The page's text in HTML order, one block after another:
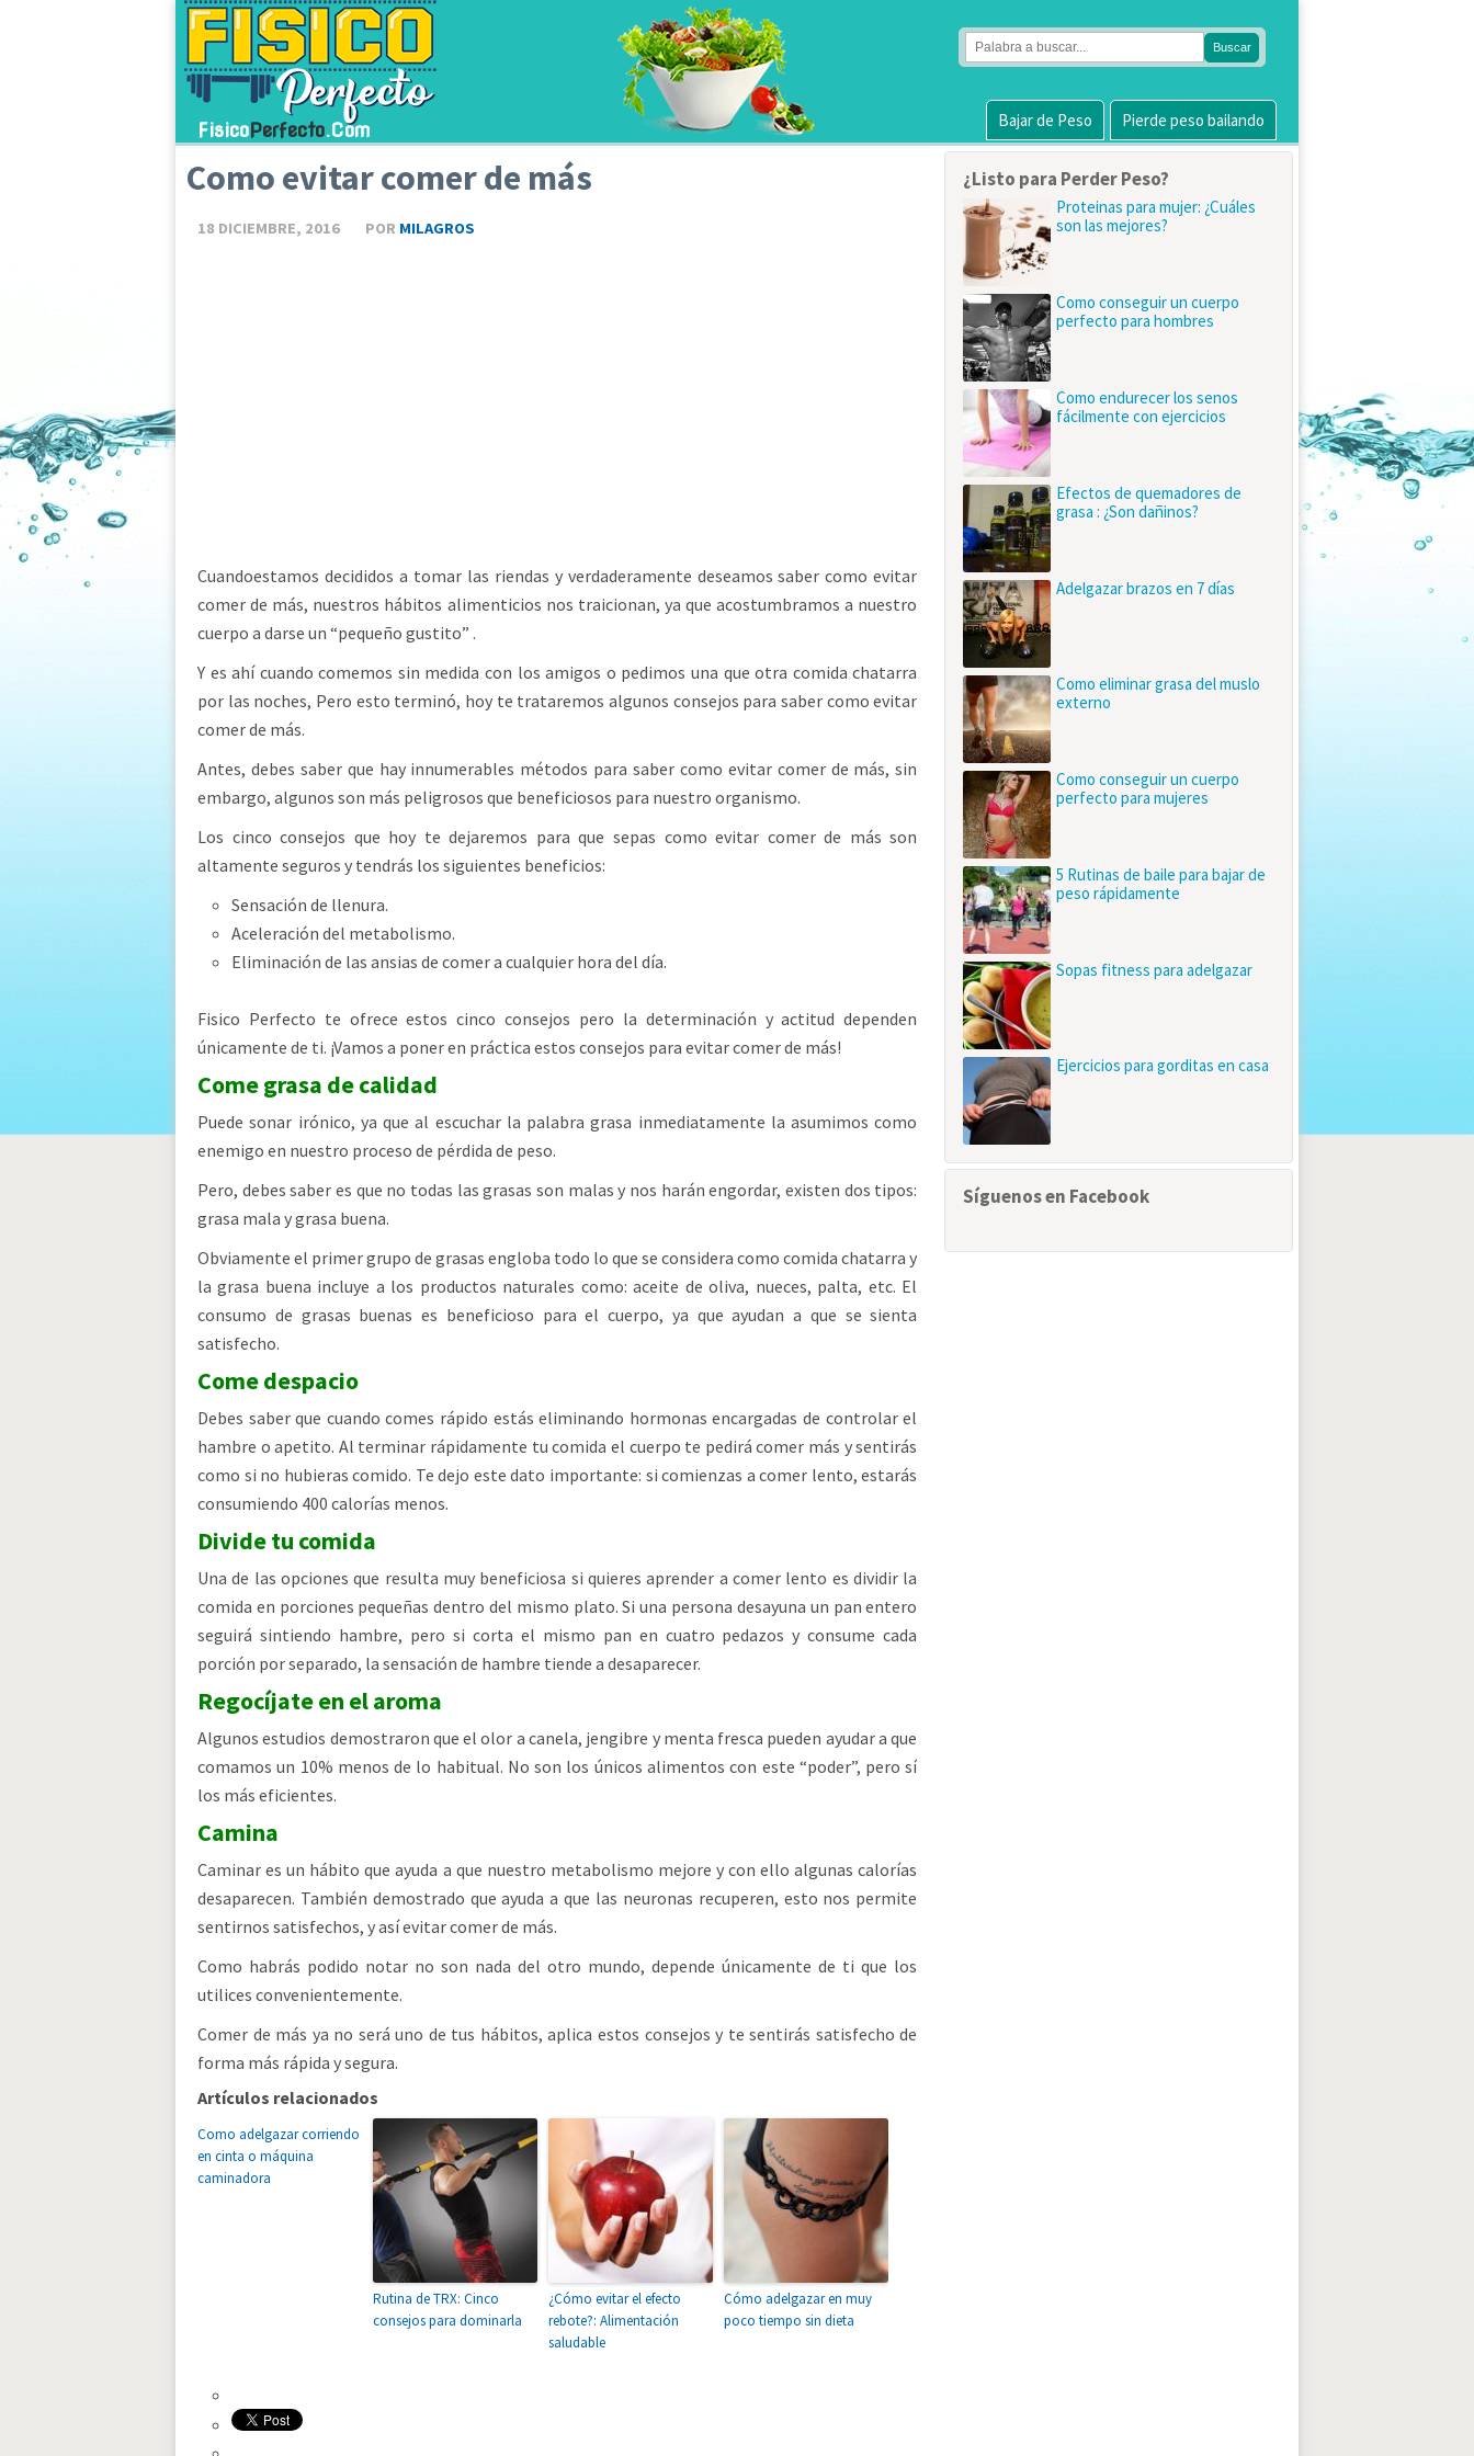
FisicoPerfecto.Com Bajar de Peso Pierde peso bailando
Como evitar comer de más
18 DICIEMBRE, 2016 POR MILAGROS
Cuandoestamos decididos a tomar las riendas y verdaderamente deseamos saber como evitar
comer de más, nuestros hábitos alimenticios nos traicionan, ya que acostumbramos a nuestro
cuerpo a darse un “pequeño gustito” .
Y es ahí cuando comemos sin medida con los amigos o pedimos una que otra comida chatarra
por las noches, Pero esto terminó, hoy te trataremos algunos consejos para saber como evitar
comer de más.
Antes, debes saber que hay innumerables métodos para saber como evitar comer de más, sin
embargo, algunos son más peligrosos que beneficiosos para nuestro organismo.
Los cinco consejos que hoy te dejaremos para que sepas como evitar comer de más son
altamente seguros y tendrás los siguientes beneficios:
Sensación de llenura.
Aceleración del metabolismo.
Eliminación de las ansias de comer a cualquier hora del día.
Fisico Perfecto te ofrece estos cinco consejos pero la determinación y actitud dependen
únicamente de ti. ¡Vamos a poner en práctica estos consejos para evitar comer de más!
Come grasa de calidad
Puede sonar irónico, ya que al escuchar la palabra grasa inmediatamente la asumimos como
enemigo en nuestro proceso de pérdida de peso.
Pero, debes saber es que no todas las grasas son malas y nos harán engordar, existen dos tipos:
grasa mala y grasa buena.
Obviamente el primer grupo de grasas engloba todo lo que se considera como comida chatarra y
la grasa buena incluye a los productos naturales como: aceite de oliva, nueces, palta, etc. El
consumo de grasas buenas es beneficioso para el cuerpo, ya que ayudan a que se sienta
satisfecho.
Come despacio
Debes saber que cuando comes rápido estás eliminando hormonas encargadas de controlar el
hambre o apetito. Al terminar rápidamente tu comida el cuerpo te pedirá comer más y sentirás
como si no hubieras comido. Te dejo este dato importante: si comienzas a comer lento, estarás
consumiendo 400 calorías menos.
Divide tu comida
Una de las opciones que resulta muy beneficiosa si quieres aprender a comer lento es dividir la
comida en porciones pequeñas dentro del mismo plato. Si una persona desayuna un pan entero
seguirá sintiendo hambre, pero si corta el mismo pan en cuatro pedazos y consume cada
porción por separado, la sensación de hambre tiende a desaparecer.
Regocíjate en el aroma
Algunos estudios demostraron que el olor a canela, jengibre y menta fresca pueden ayudar a que
comamos un 10% menos de lo habitual. No son los únicos alimentos con este “poder”, pero sí
los más eficientes.
Camina
Caminar es un hábito que ayuda a que nuestro metabolismo mejore y con ello algunas calorías
desaparecen. También demostrado que ayuda a que las neuronas recuperen, esto nos permite
sentirnos satisfechos, y así evitar comer de más.
Como habrás podido notar no son nada del otro mundo, depende únicamente de ti que los
utilices convenientemente.
Comer de más ya no será uno de tus hábitos, aplica estos consejos y te sentirás satisfecho de
forma más rápida y segura.
Artículos relacionados
Como adelgazar corriendo
en cinta o máquina
caminadora
Rutina de TRX: Cinco
consejos para dominarla
¿Cómo evitar el efecto
rebote?: Alimentación
saludable
Cómo adelgazar en muy
poco tiempo sin dieta
¿Listo para Perder Peso?
Proteinas para mujer: ¿Cuáles
son las mejores?
Como conseguir un cuerpo
perfecto para hombres
Como endurecer los senos
fácilmente con ejercicios
Efectos de quemadores de
grasa : ¿Son dañinos?
Adelgazar brazos en 7 días
Como eliminar grasa del muslo
externo
Como conseguir un cuerpo
perfecto para mujeres
5 Rutinas de baile para bajar de
peso rápidamente
Sopas fitness para adelgazar
Ejercicios para gorditas en casa
Síguenos en Facebook